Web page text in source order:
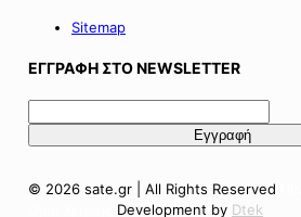
Sitemap
ΕΓΓΡΑΦΗ ΣΤΟ NEWSLETTER
© 2026 sate.gr | All Rights Reserved
Development by Dtek